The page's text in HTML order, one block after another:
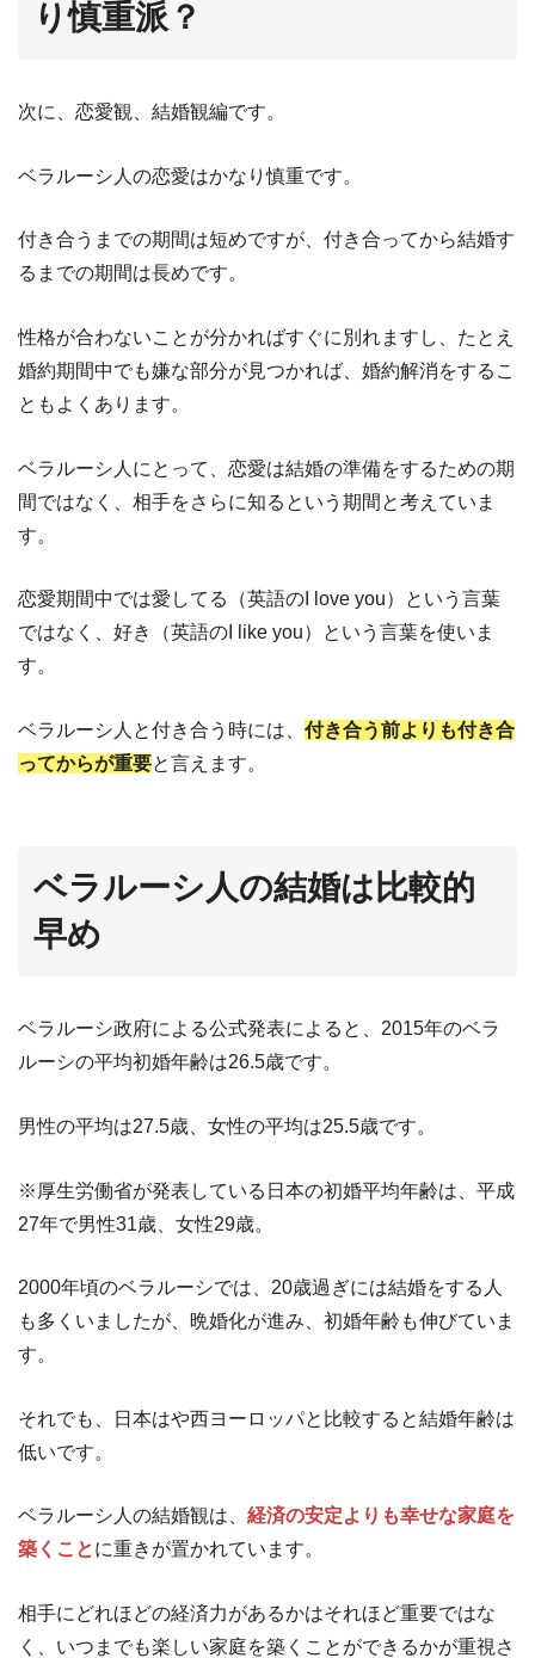
り慎重派？
次に、恋愛観、結婚観編です。
ベラルーシ人の恋愛はかなり慎重です。
付き合うまでの期間は短めですが、付き合ってから結婚す
るまでの期間は長めです。
性格が合わないことが分かればすぐに別れますし、たとえ
婚約期間中でも嫌な部分が見つかれば、婚約解消をするこ
ともよくあります。
ベラルーシ人にとって、恋愛は結婚の準備をするための期
間ではなく、相手をさらに知るという期間と考えていま
す。
恋愛期間中では愛してる（英語のI love you）という言葉
ではなく、好き（英語のI like you）という言葉を使いま
す。
ベラルーシ人と付き合う時には、 付き合う前よりも付き合
ってからが重要と言えます。
ベラルーシ人の結婚は比較的
早め
ベラルーシ政府による公式発表によると、2015年のベラ
ルーシの平均初婚年齢は26.5歳です。
男性の平均は27.5歳、女性の平均は25.5歳です。
※厚生労働省が発表している日本の初婚平均年齢は、平成
27年で男性31歳、女性29歳。
2000年頃のベラルーシでは、20歳過ぎには結婚をする人
も多くいましたが、晩婚化が進み、初婚年齢も伸びていま
す。
それでも、日本はや西ヨーロッパと比較すると結婚年齢は
低いです。
ベラルーシ人の結婚観は、 経済の安定よりも幸せな家庭を
築くことに重きが置かれています。
相手にどれほどの経済力があるかはそれほど重要ではな
く、いつまでも楽しい家庭を築くことができるかが重視さ